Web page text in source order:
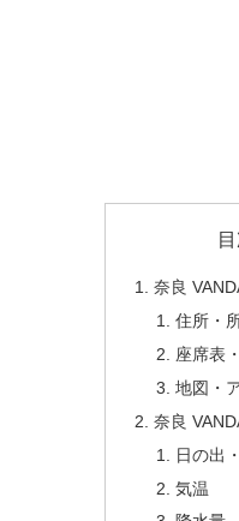
奈良
住所・
座席表
地図・
奈良
日の出
気温